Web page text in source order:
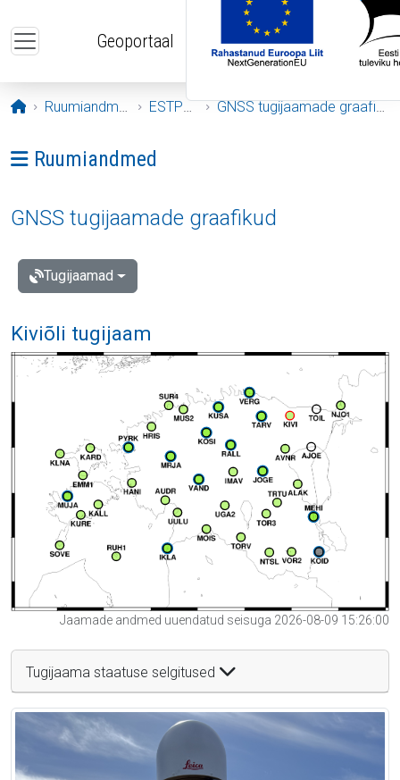
Geoportaal
Avaleht
Ruumiandmed ESTPOS GNSS tugijaamade graafikud
Ava menüü: Ruumiandmed
Ruumiandmed
GNSS tugijaamade graafikud
Tugijaamad
Kiviõli tugijaam
Jaamade andmed uuendatud seisuga 2026-08-09 15:26:00
Tugijaama staatuse selgitused